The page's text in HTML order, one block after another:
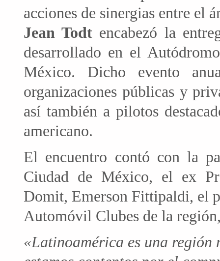
acciones de sinergias entre el
Jean Todt encabezó la
desarrollado en el
México. Dicho evento
organizaciones públicas y
así también a pilotos
americano.
El encuentro contó con la
Ciudad de México, el ex
Domit, Emerson Fittipaldi, el
Automóvil Clubes de la
«Latinoamérica es una región